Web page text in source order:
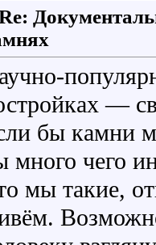
—
бы камни
много чего
мы такие,